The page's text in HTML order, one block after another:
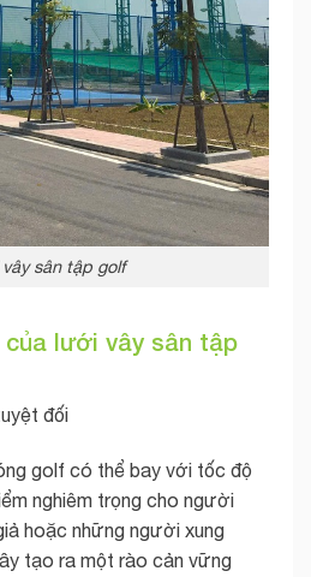
sân tập golf
lưới vây sân tập
đối
golf có thể bay với tốc độ
nghiêm trọng cho người
hoặc những người xung
tạo ra một rào cản vững